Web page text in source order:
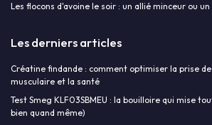
Les flocons d'avoine le soir : un allié minceur ou
Les derniers articles
Créatine findande : comment optimiser la prise
musculaire et la santé
Test Smeg KLF03SBMEU : la bouilloire qui mise
bien quand même)